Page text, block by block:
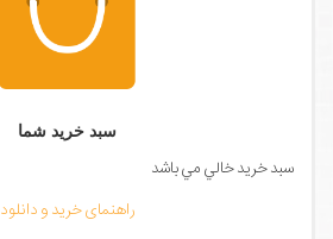
سبد خرید شما
سبد خرید خالي مي باشد
راهنمای خرید و دانلود